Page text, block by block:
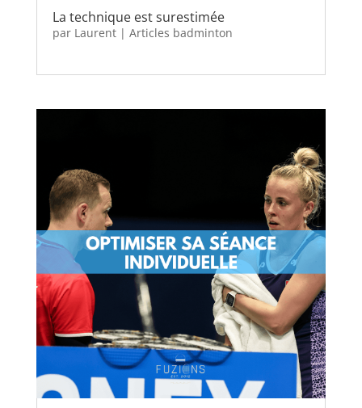
La technique est surestimée
par Laurent| Articles badminton